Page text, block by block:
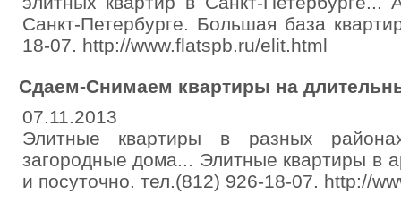
Санкт-Петербурге. Большая база
18-07. http://www.flatspb.ru/elit.html
Сдаем-Снимаем квартиры на
07.11.2013
Элитные квартиры в разных
загородные дома... Элитные квартиры в
и посуточно. тел.(812) 926-18-07. http://